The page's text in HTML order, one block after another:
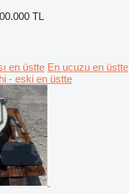
TL
en üstte En ucuzu en üstte
- eski en üstte